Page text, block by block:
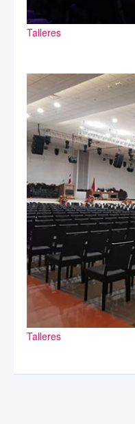
Talleres
Talleres